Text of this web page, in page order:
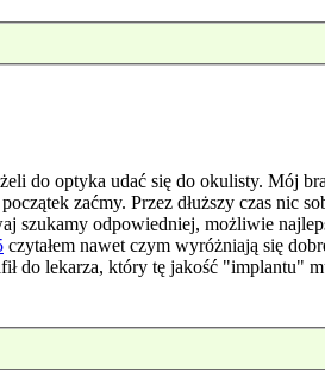
do optyka udać się do okulisty. Mój
zaćmy. Przez dłuższy czas nic
szukamy odpowiedniej, możliwie
czytałem nawet czym wyróżniają się
do lekarza, który tę jakość